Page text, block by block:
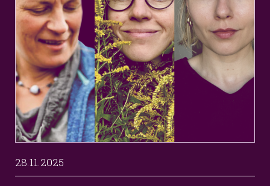
28.11.2025